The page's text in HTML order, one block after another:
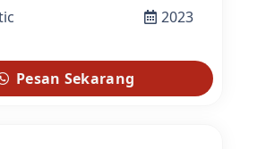
2023
Pesan Sekarang